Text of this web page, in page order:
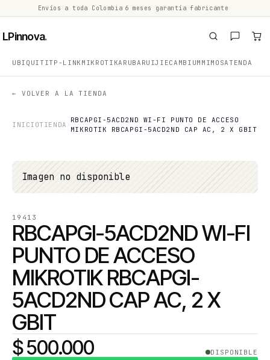
Envíos a toda Colombia 6 meses garantía fabricante
LPinnova.
UBIQUITITP-LINK MIKROTIKARUBA RUIJIECAMBIUM MIMOSATENDA
← VOLVER A LA TIENDA
INICIOTIENDA
RBCAPGI-5ACD2ND WI-FI PUNTO DE ACCESO
MIKROTIK RBCAPGI-5ACD2ND CAP AC, 2 X GBIT
Imagen no disponible
19413
RBCAPGI-5ACD2ND WI-FI
PUNTO DE ACCESO
MIKROTIK RBCAPGI-
5ACD2ND CAP AC, 2 X
GBIT
$ 500.000 DISPONIBLE